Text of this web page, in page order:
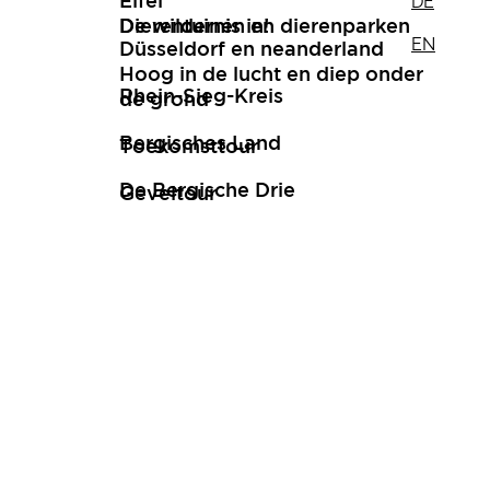
De wildernis in!
Hoog in de lucht en diep onder
de grond
Toekomsttour
Geveltour
Düsseldorf en neanderland
Rhein-Sieg-Kreis
Bergisches Land
De Bergische Drie
Dierentuinen en dierenparken
EN